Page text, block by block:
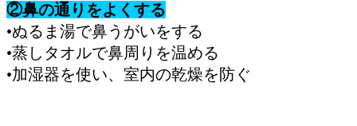
②鼻の通りをよくする
•ぬるま湯で鼻うがいをする
•蒸しタオルで鼻周りを温める
•加湿器を使い、室内の乾燥を防ぐ